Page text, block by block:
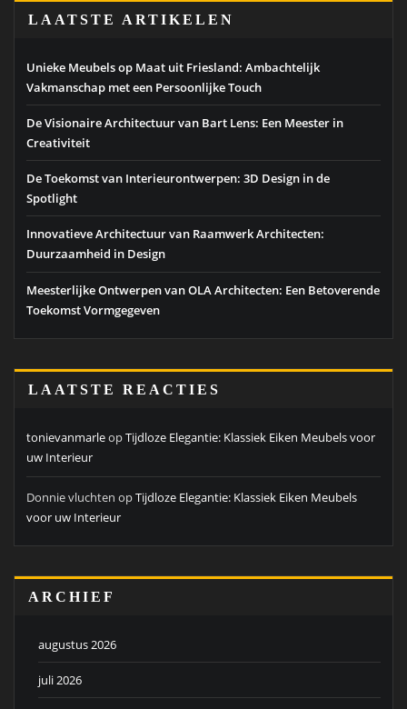
LAATSTE ARTIKELEN
Unieke Meubels op Maat uit Friesland: Ambachtelijk
Vakmanschap met een Persoonlijke Touch
De Visionaire Architectuur van Bart Lens: Een Meester in
Creativiteit
De Toekomst van Interieurontwerpen: 3D Design in de
Spotlight
Innovatieve Architectuur van Raamwerk Architecten:
Duurzaamheid in Design
Meesterlijke Ontwerpen van OLA Architecten: Een Betoverende
Toekomst Vormgegeven
LAATSTE REACTIES
tonievanmarleopTijdloze Elegantie: Klassiek Eiken Meubels voor
uw Interieur
Donnie vluchten opTijdloze Elegantie: Klassiek Eiken Meubels
voor uw Interieur
ARCHIEF
augustus 2026
juli 2026